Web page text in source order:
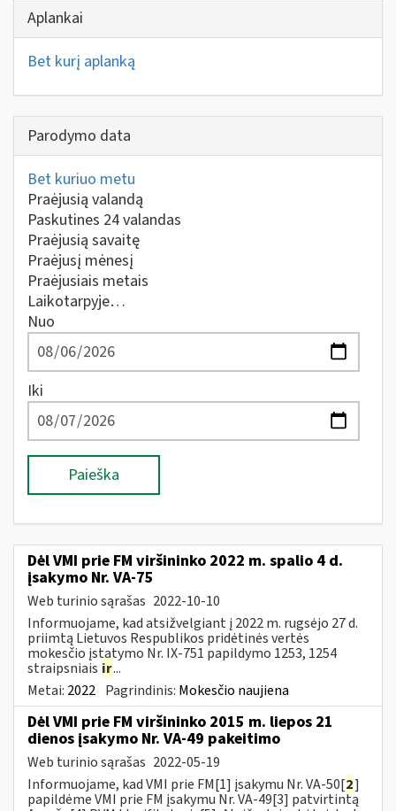
Aplankai
Bet kurį aplanką
Parodymo data
Bet kuriuo metu
Praėjusią valandą
Paskutines 24 valandas
Praėjusią savaitę
Praėjusį mėnesį
Praėjusiais metais
Laikotarpyje…
Nuo
Iki
Paieška
Dėl VMI prie FM viršininko 2022 m. spalio 4 d.
įsakymo Nr. VA-75
Web turinio sąrašas 2022-10-10
Informuojame, kad atsižvelgiant į 2022 m. rugsėjo 27 d.
priimtą Lietuvos Respublikos pridėtinės vertės
mokesčio įstatymo Nr. IX-751 papildymo 1253, 1254
straipsniais ir...
Metai: 2022 Pagrindinis: Mokesčio naujiena
Dėl VMI prie FM viršininko 2015 m. liepos 21
dienos įsakymo Nr. VA-49 pakeitimo
Web turinio sąrašas 2022-05-19
Informuojame, kad VMI prie FM[1] įsakymu Nr. VA-50[2]
papildėme VMI prie FM įsakymu Nr. VA-49[3] patvirtintą